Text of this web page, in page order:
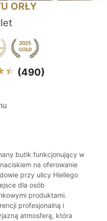
ORŁY
(490)
butik funkcjonujący w
na oferowanie
przy ulicy Hiellego
dla osób
produktami.
profesjonalną i
atmosferą, która